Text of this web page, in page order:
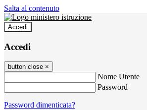
Salta al contenuto
Accedi
Accedi
button close ×
Nome Utente
Password
Password dimenticata?